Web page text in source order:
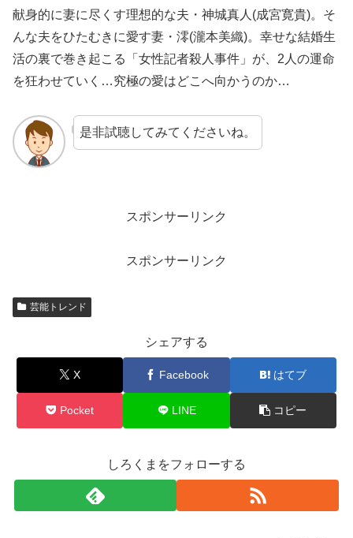
献身的に妻に尽くす理想的な夫・神城真人(成宮寛貴)。そ
んな夫をひたむきに愛す妻・澪(瀧本美織)。幸せな結婚生
活の裏で巻き起こる「女性記者殺人事件」が、2人の運命
を狂わせていく…究極の愛はどこへ向かうのか…
是非試聴してみてくださいね。
スポンサーリンク
スポンサーリンク
芸能トレンド
シェアする
X Facebook はてブ
Pocket LINE コピー
しろくまをフォローする